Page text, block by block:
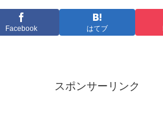
Facebook はてブ
スポンサーリンク